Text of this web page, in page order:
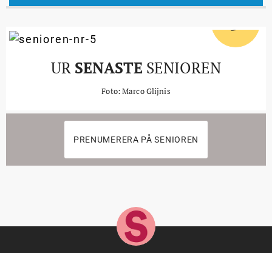
5
UR SENASTE SENIOREN
Foto: Marco Glijnis
PRENUMERERA PÅ SENIOREN